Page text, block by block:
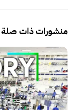
منشورات ذات